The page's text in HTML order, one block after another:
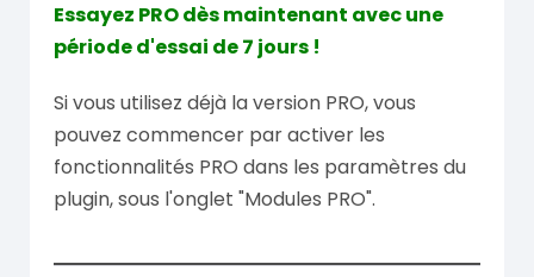
Essayez PRO dès maintenant avec une
période d'essai de 7 jours !
Si vous utilisez déjà la version PRO, vous
pouvez commencer par activer les
fonctionnalités PRO dans les paramètres du
plugin, sous l'onglet "Modules PRO".